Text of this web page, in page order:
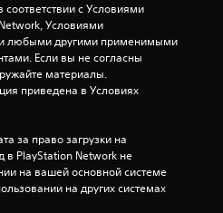
соответствии с Условиями
Условиями
любыми другими применимыми
Если вы не согласны
материалы.
приведена в Условиях
за право загрузки на
в PlayStation Network не
на вашей основной системе
на других системах